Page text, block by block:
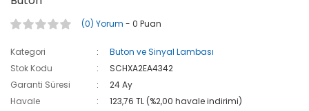
(0) Yorum - 0 Puan
Kategori
Buton ve Sinyal Lambası
Stok Kodu
SCHXA2EA4342
Garanti Süresi
24 Ay
Havale
123,76 TL (%2,00 havale indirimi)